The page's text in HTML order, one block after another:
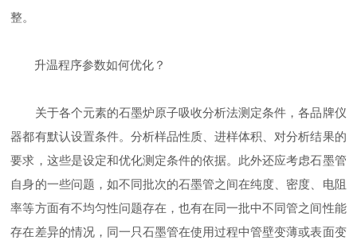
整。
升温程序参数如何优化？
关于各个元素的石墨炉原子吸收分析法测定条件，各品牌仪
器都有默认设置条件。分析样品性质、进样体积、对分析结果的
要求，这些是设定和优化测定条件的依据。此外还应考虑石墨管
自身的一些问题，如不同批次的石墨管之间在纯度、密度、电阻
率等方面有不均匀性问题存在，也有在同一批中不同管之间性能
存在差异的情况，同一只石墨管在使用过程中管壁变薄或表面变